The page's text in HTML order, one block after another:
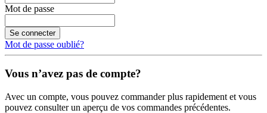
Mot de passe
Se connecter
Mot de passe oublié?
Vous n’avez pas de compte?
Avec un compte, vous pouvez commander plus rapidement et vous
pouvez consulter un aperçu de vos commandes précédentes.